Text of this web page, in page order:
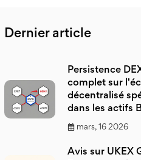
Dernier article
Persistence
complet sur
décentralisé
dans les actifs
mars, 16 2026
Avis sur UKEX